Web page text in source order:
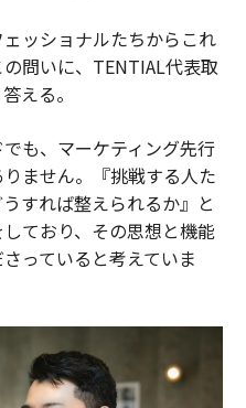
ッショナルたちからこれ
問いに、TENTIAL代表取
える。
も、マーケティング先行
ません。『挑戦する人た
すれば整えられるか』と
ており、その思想と機能
っていると考えていま